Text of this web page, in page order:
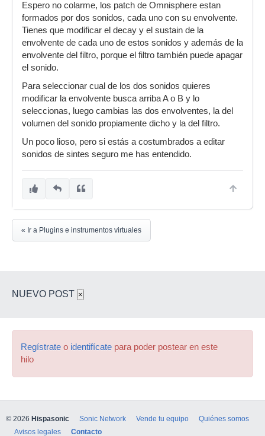
Espero no colarme, los patch de Omnisphere estan
formados por dos sonidos, cada uno con su envolvente.
Tienes que modificar el decay y el sustain de la
envolvente de cada uno de estos sonidos y además de la
envolvente del filtro, porque el filtro también puede apagar
el sonido.
Para seleccionar cual de los dos sonidos quieres
modificar la envolvente busca arriba A o B y lo
seleccionas, luego cambias las dos envolventes, la del
volumen del sonido propiamente dicho y la del filtro.
Un poco lioso, pero si estás a costumbrados a editar
sonidos de sintes seguro me has entendido.
« Ir a Plugins e instrumentos virtuales
NUEVO POST ×
Regístrate o identifícate para poder postear en este
hilo
© 2026 Hispasonic Sonic Network Vende tu equipo
Quiénes somos
Avisos legales
Contacto